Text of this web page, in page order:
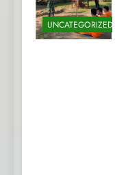
UNCATEGORIZED